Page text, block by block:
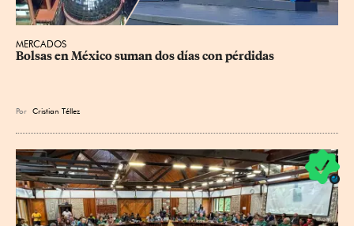
MERCADOS
Bolsas en México suman dos días con pérdidas
Por Cristian Téllez